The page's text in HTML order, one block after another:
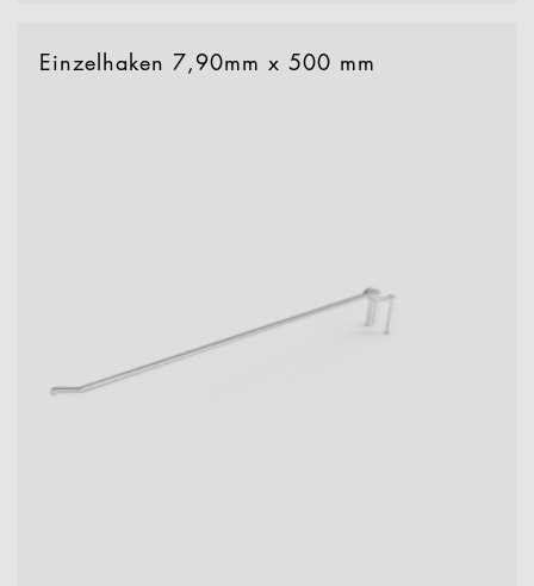
Einzelhaken 7,90mm x 500 mm